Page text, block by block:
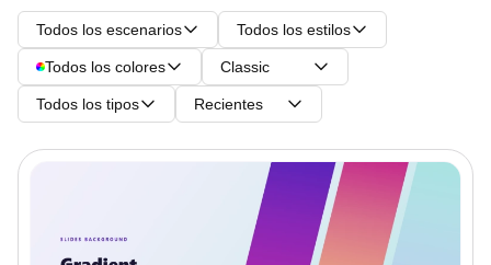
Todos los escenarios Todos los estilos
Todos los colores Classic
Todos los tipos Recientes